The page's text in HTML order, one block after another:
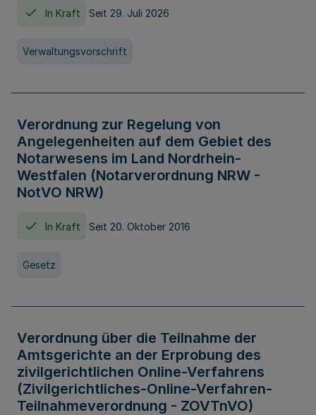
In Kraft Seit 29. Juli 2026
Verwaltungsvorschrift
Verordnung zur Regelung von
Angelegenheiten auf dem Gebiet des
Notarwesens im Land Nordrhein-
Westfalen (Notarverordnung NRW -
NotVO NRW)
In Kraft Seit 20. Oktober 2016
Gesetz
Verordnung über die Teilnahme der
Amtsgerichte an der Erprobung des
zivilgerichtlichen Online-Verfahrens
(Zivilgerichtliches-Online-Verfahren-
Teilnahmeverordnung - ZOVTnVO)